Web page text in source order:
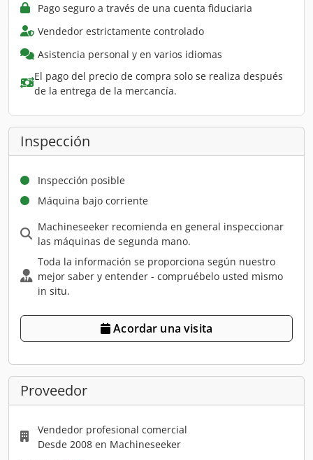
Pago seguro a través de una cuenta fiduciaria
Vendedor estrictamente controlado
Asistencia personal y en varios idiomas
El pago del precio de compra solo se realiza después
de la entrega de la mercancía.
Inspección
Inspección posible
Máquina bajo corriente
Machineseeker recomienda en general inspeccionar
las máquinas de segunda mano.
Toda la información se proporciona según nuestro
mejor saber y entender - compruébelo usted mismo
in situ.
Acordar una visita
Proveedor
Vendedor profesional comercial
Desde 2008 en Machineseeker